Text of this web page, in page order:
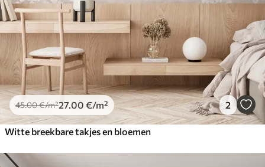
45.00€/m²27 .00 €/m² 2
Witte breekbare takjes en bloemen